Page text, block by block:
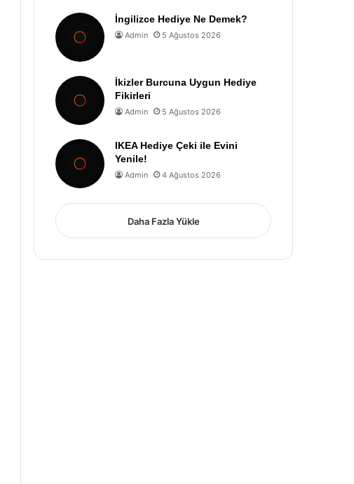
İngilizce Hediye Ne Demek?
Admin 5 Ağustos 2026
İkizler Burcuna Uygun Hediye
Fikirleri
Admin 5 Ağustos 2026
IKEA Hediye Çeki ile Evini
Yenile!
Admin 4 Ağustos 2026
Daha Fazla Yükle